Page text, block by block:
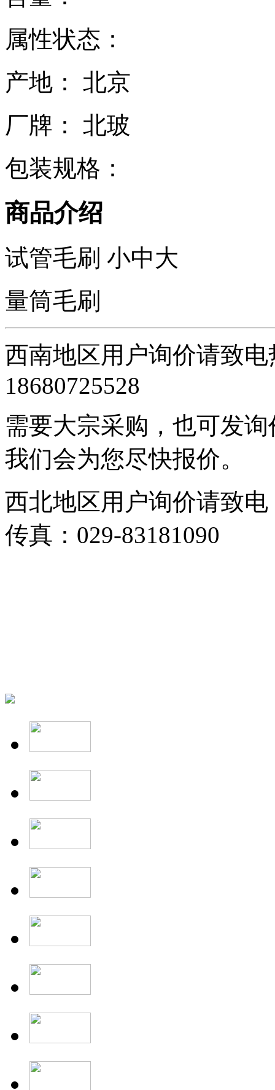
属性状态：
产地： 北京
厂牌： 北玻
包装规格：
商品介绍
试管毛刷 小中大
量筒毛刷
西南地区用户询价请致
18680725528
需要大宗采购，也可发
我们会为您尽快报价。
西北地区用户询价请致
传真：029-83181090